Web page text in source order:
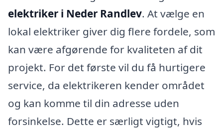
elektriker i Neder Randlev. At vælge en
lokal elektriker giver dig flere fordele, som
kan være afgørende for kvaliteten af dit
projekt. For det første vil du få hurtigere
service, da elektrikeren kender området
og kan komme til din adresse uden
forsinkelse. Dette er særligt vigtigt, hvis